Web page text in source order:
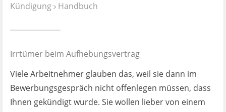
Kündigung Handbuch
Irrtümer beim Aufhebungsvertrag
Viele Arbeitnehmer glauben das, weil sie dann im
Bewerbungsgespräch nicht offenlegen müssen, dass
Ihnen gekündigt wurde. Sie wollen lieber von einem